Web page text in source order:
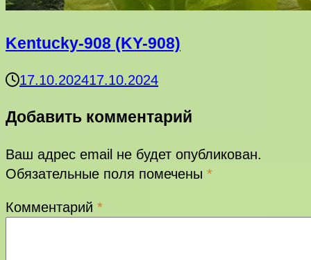
Kentucky-908 (KY-908)
17.10.202417.10.2024
Добавить комментарий
Ваш адрес email не будет опубликован.
Обязательные поля помечены *
Комментарий *